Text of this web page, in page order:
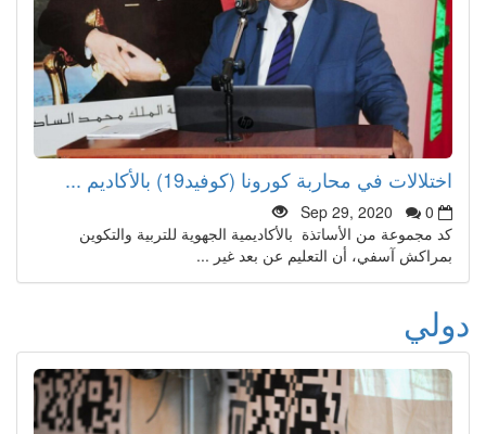
اختلالات في محاربة كورونا (كوفيد19) بالأكاديم ...
Sep 29, 2020
0
كد مجموعة من الأساتذة بالأكاديمية الجهوية للتربية والتكوين
بمراكش آسفي، أن التعليم عن بعد غير ...
دولي